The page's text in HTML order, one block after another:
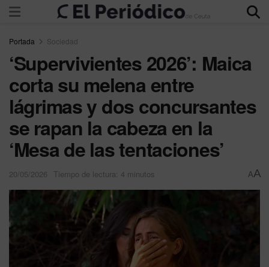
Portada Sociedad
‘Supervivientes 2026’: Maica
corta su melena entre
lágrimas y dos concursantes
se rapan la cabeza en la
‘Mesa de las tentaciones’
20/05/2026 Tiempo de lectura: 4 minutos AA